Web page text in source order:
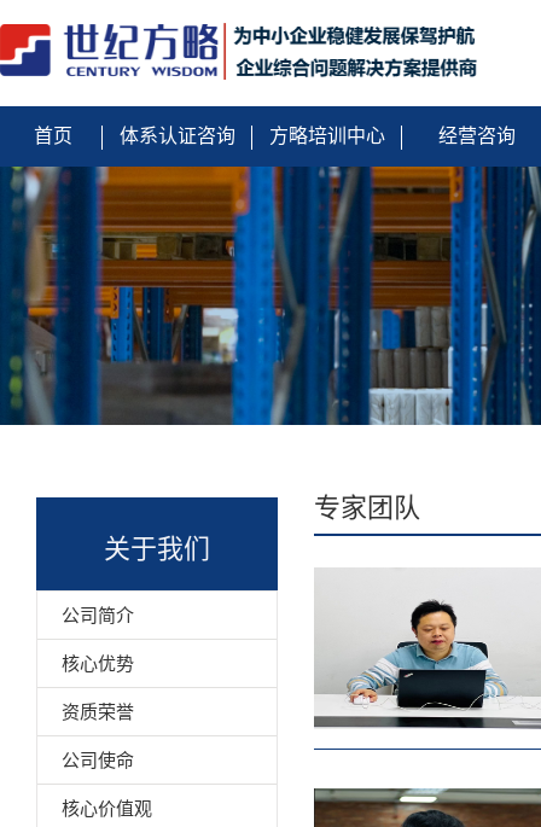
首页 体系认证咨询 方略培训中心 经营咨询
关于我们
公司简介
核心优势
资质荣誉
公司使命
核心价值观
专家团队